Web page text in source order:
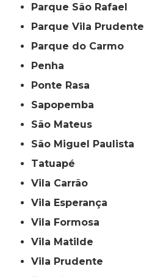
Parque São Rafael
Parque Vila Prudente
Parque do Carmo
Penha
Ponte Rasa
Sapopemba
São Mateus
São Miguel Paulista
Tatuapé
Vila Carrão
Vila Esperança
Vila Formosa
Vila Matilde
Vila Prudente